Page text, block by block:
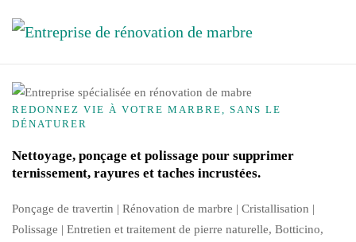
Accéder au contenu principal
REDONNEZ VIE À VOTRE MARBRE, SANS LE
DÉNATURER
Nettoyage, ponçage et polissage pour supprimer
ternissement, rayures et taches incrustées.
Ponçage de travertin | Rénovation de marbre | Cristallisation |
Polissage | Entretien et traitement de pierre naturelle, Botticino,